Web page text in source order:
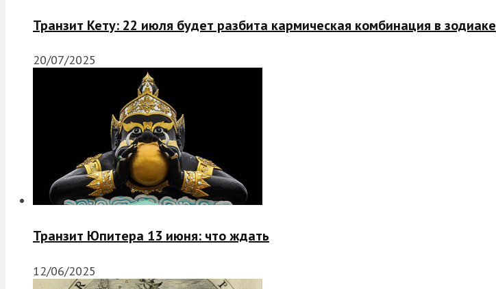
Транзит Кету: 22 июля будет разбита кармическая комбинация в зодиаке
20/07/2025
Транзит Юпитера 13 июня: что ждать
12/06/2025